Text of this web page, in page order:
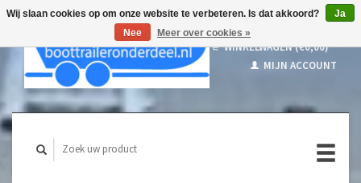
WINKELWAGEN (€0,00)
MIJN ACCOUNT
Wij slaan cookies op om onze website te verbeteren. Is dat akkoord?
Ja
Nee
Meer over cookies »